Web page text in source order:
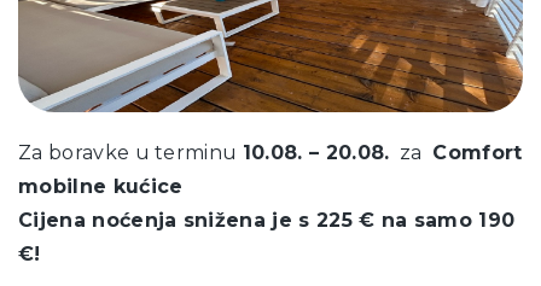
Za boravke u terminu 10.08. – 20.08. za Comfort
mobilne kućice
Cijena noćenja snižena je s 225 € na samo 190
€!